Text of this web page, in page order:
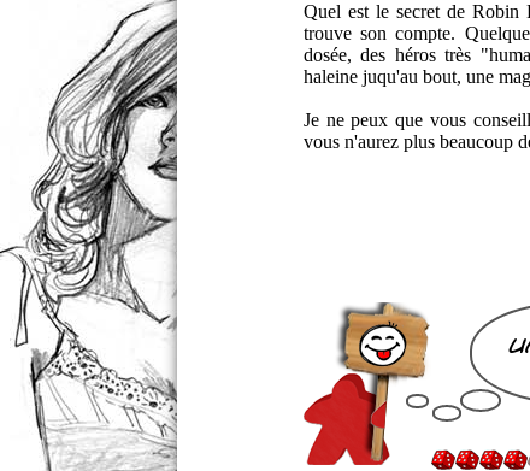
Quel est le secret de Robin
trouve son compte.
dosée, des héros très
haleine juqu'au bout, une
Je ne peux que vous
vous n'aurez plus beaucoup